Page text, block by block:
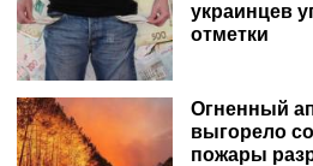
украинцев
отметки
Огненный
выгорело
пожары